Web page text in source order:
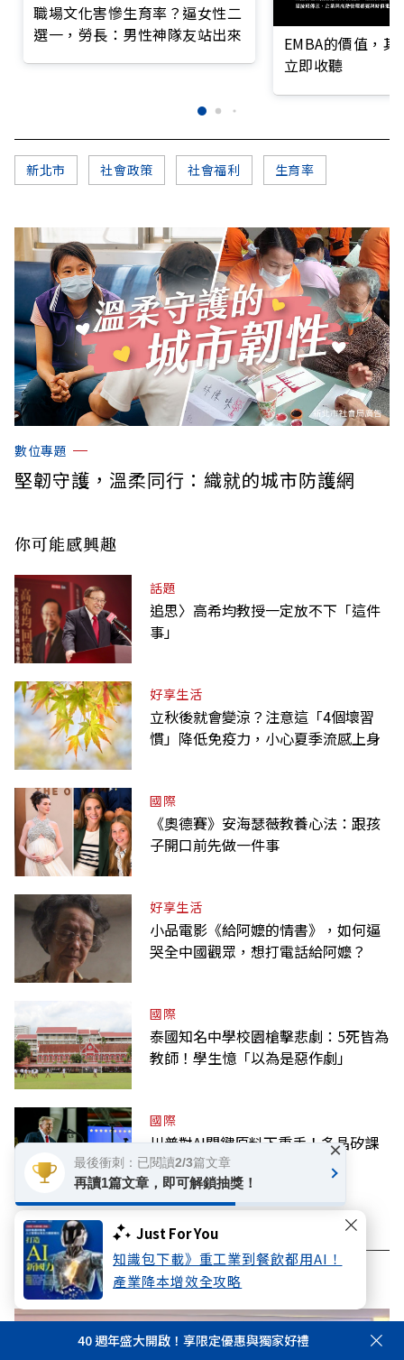
Just For You
知識包下載》重工業到餐飲都用AI！
產業降本增效全攻略
職場文化害慘生育率？逼女性二
選一，勞長：男性神隊友站出來
EMBA的價值，
立即收聽
新北市 社會政策 社會福利 生育率
數位專題
堅韌守護，溫柔同行：織就的城市防護網
你可能感興趣
話題
追思〉高希均教授一定放不下「這件
事」
好享生活
立秋後就會變涼？注意這「4個壞習
慣」降低免疫力，小心夏季流感上身
國際
《奧德賽》安海瑟薇教養心法：跟孩
子開口前先做一件事
好享生活
小品電影《給阿嬤的情書》，如何逼
哭全中國觀眾，想打電話給阿嬤？
國際
泰國知名中學校園槍擊悲劇：5死皆為
教師！學生憶「以為是惡作劇」
國際
川普對AI關鍵原料下重手！多晶矽課
徵15％關稅，台灣也適用
看此文章的人也看了..
40 週年盛大開啟！享限定優惠與獨家好禮
最後衝刺：已閱讀2/3篇文章
再讀1篇文章，即可解鎖抽獎！
×